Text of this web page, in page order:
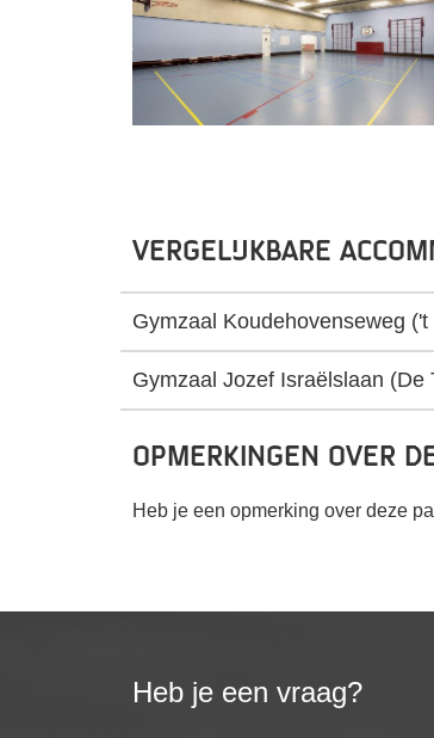
Vergelijkbare
Gymzaal Koudehovenseweg ('t
Gymzaal Jozef Israëlslaan (De
Opmerkingen over
Heb je een opmerking over deze
Heb je een vraag?